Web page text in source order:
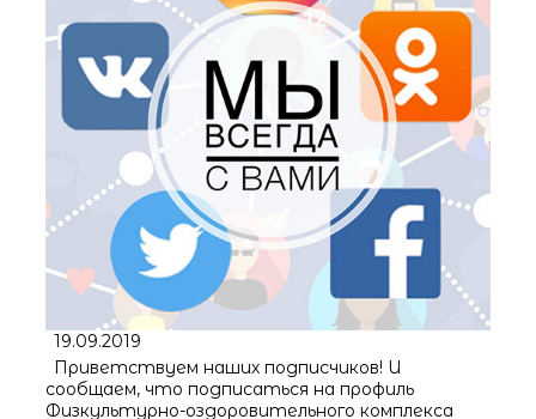
19.09.2019
Приветствуем наших подписчиков! И
сообщаем, что подписаться на профиль
Физкультурно-оздоровительного комплекса